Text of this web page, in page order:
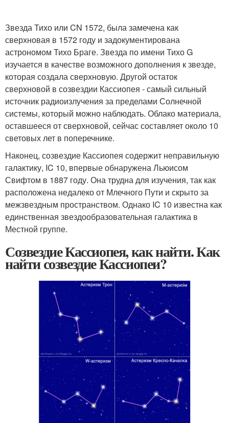
Звезда Тихо или CN 1572, была замечена как
сверхновая в 1572 году и задокументирована
астрономом Тихо Браге. Звезда по имени Тихо G
изучается в качестве возможного дополнения к звезде,
которая создала сверхновую. Другой остаток
сверхновой в созвездии Кассиопея - самый сильный
источник радиоизлучения за пределами Солнечной
системы, который можно наблюдать. Облако материала,
оставшееся от сверхновой, сейчас составляет около 10
световых лет в поперечнике.
Наконец, созвездие Кассиопея содержит неправильную
галактику, IC 10, впервые обнаружена Льюисом
Свифтом в 1887 году. Она трудна для изучения, так как
расположена недалеко от Млечного Пути и скрыто за
межзвездным пространством. Однако IC 10 известна как
единственная звездообразовательная галактика в
Местной группе.
Созвездие Кассиопея, как найти. Как
найти созвездие Кассиопеи?